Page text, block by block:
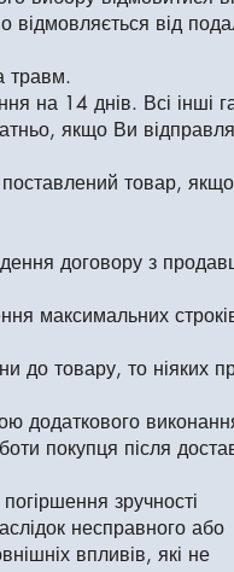
відмовляється від
травм.
на 14 днів. Всі інші
якщо Ви
поставлений товар,
договору з
максимальних
до товару, то ніяких
додаткового
покупця після
зручності
несправного або
впливів, які не